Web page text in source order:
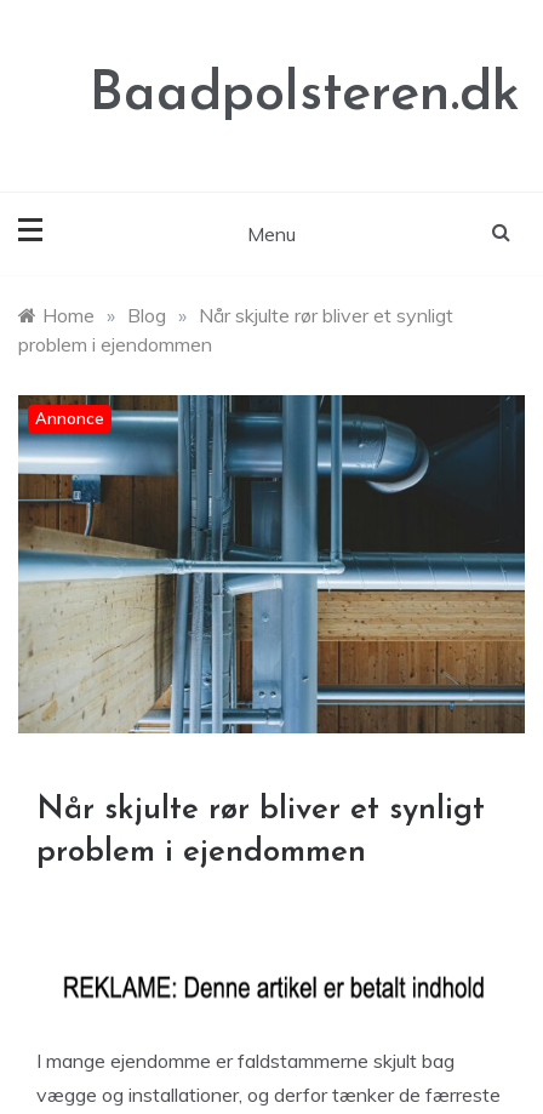
Baadpolsteren.dk
Menu
Home » Blog » Når skjulte rør bliver et synligt
problem i ejendommen
Annonce
Når skjulte rør bliver et synligt
problem i ejendommen
I mange ejendomme er faldstammerne skjult bag
vægge og installationer, og derfor tænker de færreste